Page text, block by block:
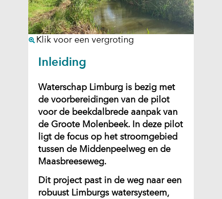
Klik voor een vergroting(
e
e
l
d
i
n
Inleiding
Waterschap Limburg is bezig met
de voorbereidingen van de pilot
voor de beekdalbrede aanpak van
de Groote Molenbeek. In deze pilot
ligt de focus op het stroomgebied
tussen de Middenpeelweg en de
Maasbreeseweg.
Dit project past in de weg naar een
robuust Limburgs watersysteem,